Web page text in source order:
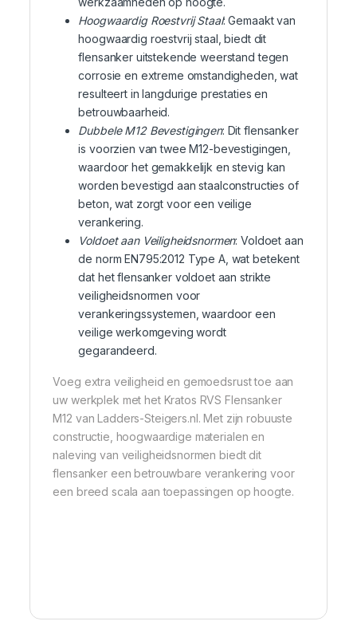
Hoogwaardig Roestvrij Staal: Gemaakt van
hoogwaardig roestvrij staal, biedt dit
flensanker uitstekende weerstand tegen
corrosie en extreme omstandigheden, wat
resulteert in langdurige prestaties en
betrouwbaarheid.
Dubbele M12 Bevestigingen: Dit flensanker
is voorzien van twee M12-bevestigingen,
waardoor het gemakkelijk en stevig kan
worden bevestigd aan staalconstructies of
beton, wat zorgt voor een veilige
verankering.
Voldoet aan Veiligheidsnormen: Voldoet aan
de norm EN795:2012 Type A, wat betekent
dat het flensanker voldoet aan strikte
veiligheidsnormen voor
verankeringssystemen, waardoor een
veilige werkomgeving wordt
gegarandeerd.
Voeg extra veiligheid en gemoedsrust toe aan
uw werkplek met het Kratos RVS Flensanker
M12 van Ladders-Steigers.nl. Met zijn robuuste
constructie, hoogwaardige materialen en
naleving van veiligheidsnormen biedt dit
flensanker een betrouwbare verankering voor
een breed scala aan toepassingen op hoogte.